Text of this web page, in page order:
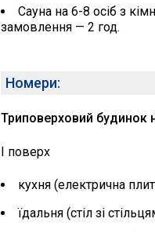
Сауна на 6-8 осіб з
замовлення — 2 год.
Номери:
Триповерховий будинок
I поверх
кухня (електрична
їдальня (стіл зі